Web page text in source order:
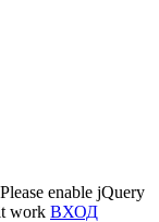
enable jQuery
work ВХОД